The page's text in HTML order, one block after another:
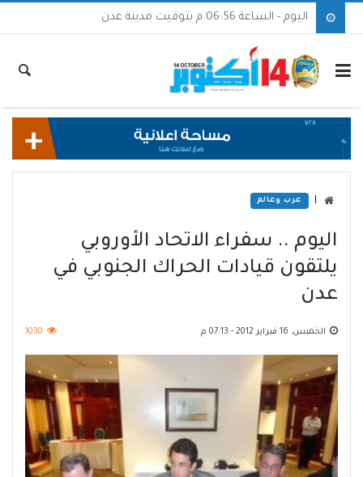
اليوم - الساعة 06:56 م بتوقيت مدينة عدن
عرب وعالم
اليوم .. سفراء الاتحاد الأوروبي
يلتقون قيادات الحراك الجنوبي في
عدن
الخميس, 16 فبراير 2012 - 07:13 م 1030